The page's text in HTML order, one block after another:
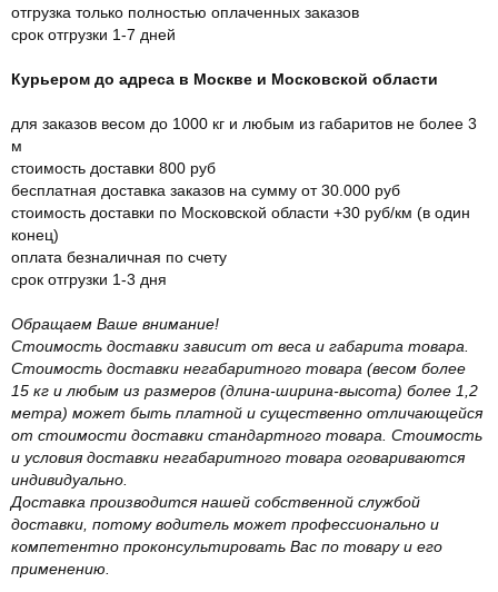
отгрузка только полностью оплаченных заказов
срок отгрузки 1-7 дней
Курьером до адреса в Москве и Московской области
для заказов весом до 1000 кг и любым из габаритов не более 3
м
стоимость доставки 800 руб
бесплатная доставка заказов на сумму от 30.000 руб
стоимость доставки по Московской области +30 руб/км (в один
конец)
оплата безналичная по счету
срок отгрузки 1-3 дня
Обращаем Ваше внимание!
Стоимость доставки зависит от веса и габарита товара.
Стоимость доставки негабаритного товара (весом более
15 кг и любым из размеров (длина-ширина-высота) более 1,2
метра) может быть платной и существенно отличающейся
от стоимости доставки стандартного товара. Стоимость
и условия доставки негабаритного товара оговариваются
индивидуально.
Доставка производится нашей собственной службой
доставки, потому водитель может профессионально и
компетентно проконсультировать Вас по товару и его
применению.